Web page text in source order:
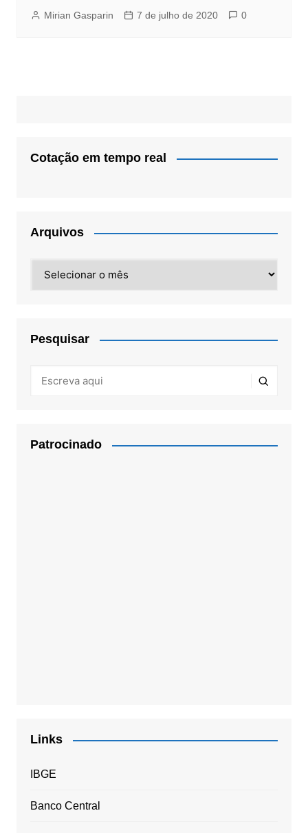
Mirian Gasparin 7 de julho de 2020 0
Cotação em tempo real
Arquivos
Pesquisar
Patrocinado
Links
IBGE
Banco Central